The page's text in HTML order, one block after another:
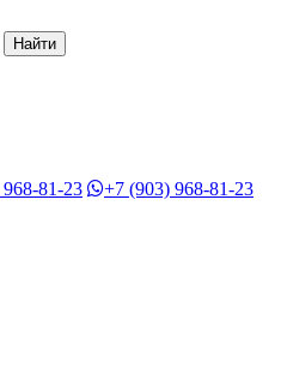
968-81-23 +7 (903) 968-81-23